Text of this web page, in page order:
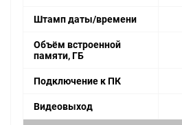
Штамп даты/времени
Объём встроенной
памяти, ГБ
Подключение к ПК
Видеовыход